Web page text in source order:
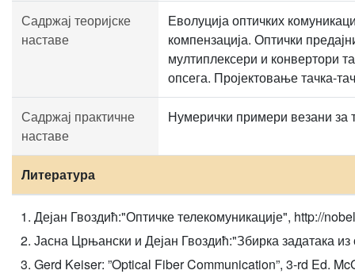
Садржај теоријске
наставе
Еволуција оптичких
компензација. Оптички
мултиплексери и конвертори
опсега. Пројектовање тачка-
Садржај практичне
наставе
Нумерички примери везани за
Литература
Дејан Гвоздић:"Оптичке телекомуникације", http://
Јасна Црњански и Дејан Гвоздић:"Збирка задатака
Gerd Keiser: ”Optical Fiber Communication”, 3-rd Ed.